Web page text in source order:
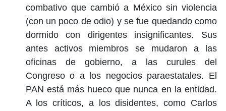
combativo que cambió a México sin violencia
(con un poco de odio) y se fue quedando como
dormido con dirigentes insignificantes. Sus
antes activos miembros se mudaron a las
oficinas de gobierno, a las curules del
Congreso o a los negocios paraestatales. El
PAN está más hueco que nunca en la entidad.
A los críticos, a los disidentes, como Carlos